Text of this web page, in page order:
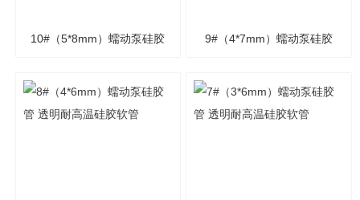
10#（5*8mm）蠕动泵硅胶 9#（4*7mm）蠕动泵硅胶